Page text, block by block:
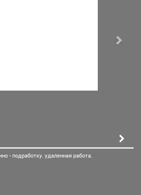
- подработку. удаленная работа.